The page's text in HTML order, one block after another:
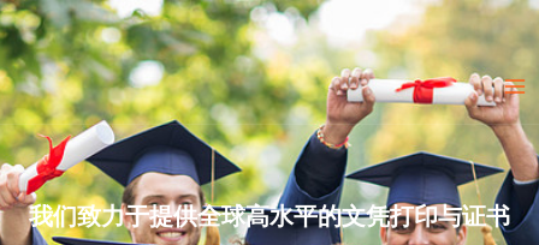
Skip
to
content
我们致力于提供全球高水平的文凭打印与证书